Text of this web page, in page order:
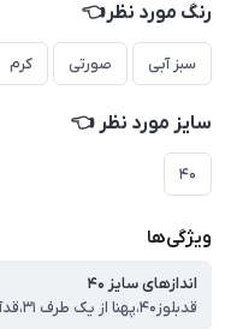
رنگ مورد نظر👈
سبز آبی صورتی کرم
سایز مورد نظر 👈
۴۰
ویژگی‌ها
اندازهای سایز ۴۰